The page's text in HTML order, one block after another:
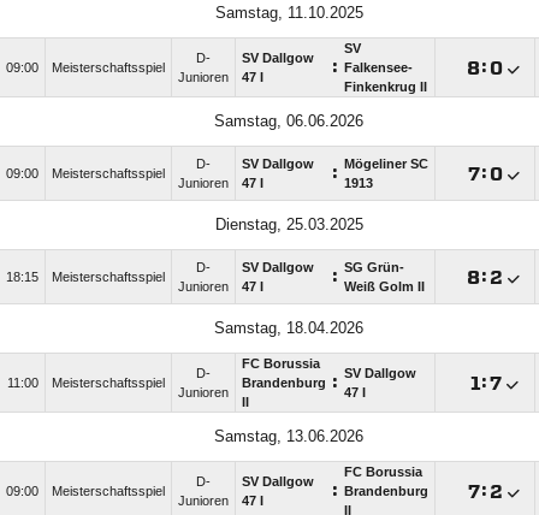
Samstag, 11.10.2025
09:00 Meisterschaftsspiel
D-
Junioren
SV Dallgow
47 I
:
SV
Falkensee-
Finkenkrug II
: 
Samstag, 06.06.2026
09:00 Meisterschaftsspiel
D-
Junioren
SV Dallgow
47 I
:
Mögeliner SC
1913
: 
Dienstag, 25.03.2025
18:15 Meisterschaftsspiel
D-
Junioren
SV Dallgow
47 I
: SG Grün-
Weiß Golm II
: 
Samstag, 18.04.2026
11:00 Meisterschaftsspiel
D-
Junioren
FC Borussia
Brandenburg : SV Dallgow
47 I
:
Samstag, 13.06.2026
09:00 Meisterschaftsspiel
D-
Junioren
SV Dallgow
47 I
:
FC Borussia
Brandenburg
: 